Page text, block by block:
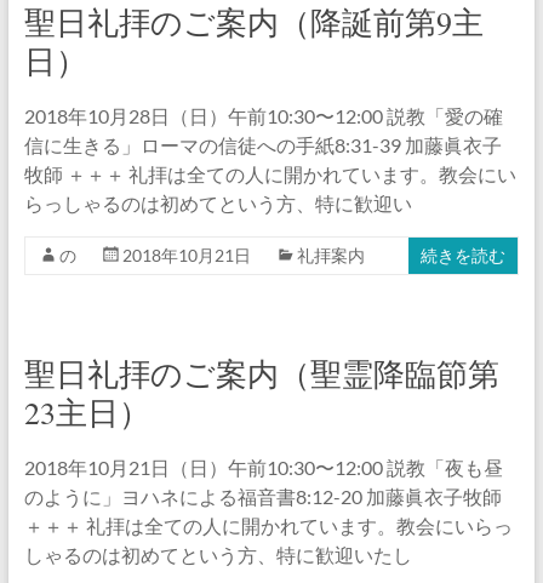
聖日礼拝のご案内（降誕前第9主
日）
2018年10月28日（日）午前10:30〜12:00 説教「愛の確
信に生きる」ローマの信徒への手紙8:31-39 加藤眞衣子
牧師 ＋＋＋ 礼拝は全ての人に開かれています。教会にい
らっしゃるのは初めてという方、特に歓迎い
の 2018年10月21日 礼拝案内 続きを読む
聖日礼拝のご案内（聖霊降臨節第
23主日）
2018年10月21日（日）午前10:30〜12:00 説教「夜も昼
のように」ヨハネによる福音書8:12-20 加藤眞衣子牧師
＋＋＋ 礼拝は全ての人に開かれています。教会にいらっ
しゃるのは初めてという方、特に歓迎いたし